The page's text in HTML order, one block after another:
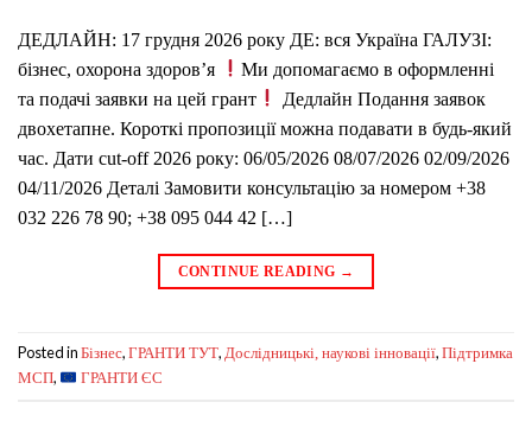
ДЕДЛАЙН: 17 грудня 2026 року ДЕ: вся Україна ГАЛУЗІ:
бізнес, охорона здоров’я
Ми допомагаємо в оформленні
та подачі заявки на цей грант
Дедлайн Подання заявок
двохетапне. Короткі пропозиції можна подавати в будь-який
час. Дати cut-off 2026 року: 06/05/2026 08/07/2026 02/09/2026
04/11/2026 Деталі Замовити консультацію за номером +38
032 226 78 90; +38 095 044 42 […]
CONTINUE READING →
Posted in Бізнес, ГРАНТИ ТУТ, Дослідницькі, наукові інновації, Підтримка
МСП, ГРАНТИ ЄС